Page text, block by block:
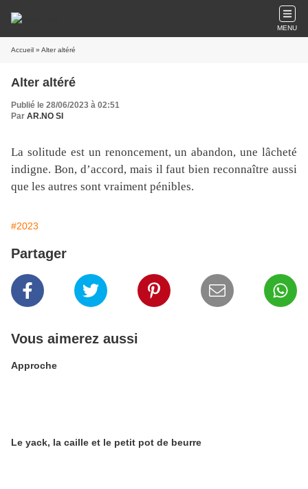
MENU
Accueil » Alter altéré
Alter altéré
Publié le 28/06/2023 à 02:51
Par AR.NO SI
La solitude est un renoncement, un abandon, une lâcheté
indigne. Bon, d’accord, mais il faut bien reconnaître aussi
que les autres sont vraiment pénibles.
#2023
Partager
Vous aimerez aussi
Approche
Le yack, la caille et le petit pot de beurre